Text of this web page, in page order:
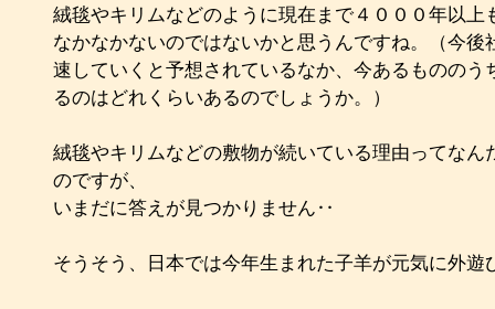
絨毯やキリムなどのように現在まで４０００年以上
なかなかないのではないかと思うんですね。（今
速していくと予想されているなか、今あるもののう
るのはどれくらいあるのでしょうか。）
絨毯やキリムなどの敷物が続いている理由ってなん
のですが、
いまだに答えが見つかりません‥
そうそう、日本では今年生まれた子羊が元気に外遊